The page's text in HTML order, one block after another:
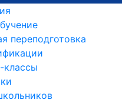
переподготовка
классы